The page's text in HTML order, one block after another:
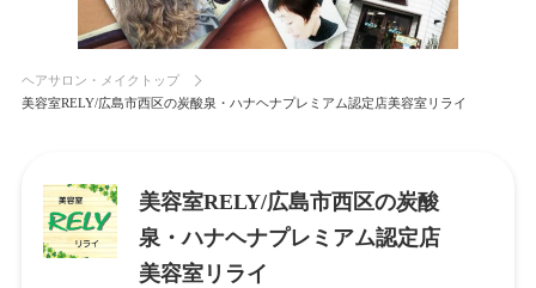
ヘアサロン・メイクトップ
美容室RELY/広島市西区の炭酸泉・ハナヘナプレミアム認定店美容室リライ
美容室RELY/広島市西区の炭酸
泉・ハナヘナプレミアム認定店
美容室リライ